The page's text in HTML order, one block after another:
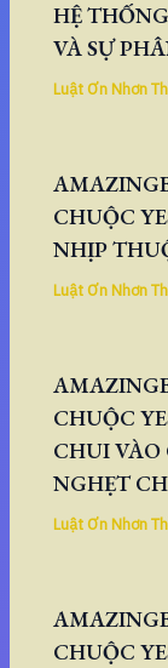
HỆ
VÀ SỰ
Luật Ơn Nhơn
CHUỘC
NHỊP
Luật Ơn Nhơn
CHUỘC
CHUI VÀO
NGHẸT
Luật Ơn Nhơn
CHUỘC